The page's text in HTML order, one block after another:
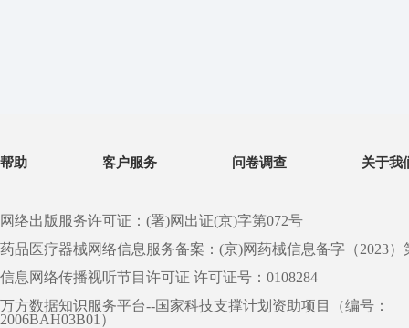
帮助 客户服务 问卷调查 关于我
网络出版服务许可证：(署)网出证(京)字第072号
药品医疗器械网络信息服务备案：(京)网药械信息备字（2023）
信息网络传播视听节目许可证 许可证号：0108284
万方数据知识服务平台--国家科技支撑计划资助项目（编号：
2006BAH03B01）